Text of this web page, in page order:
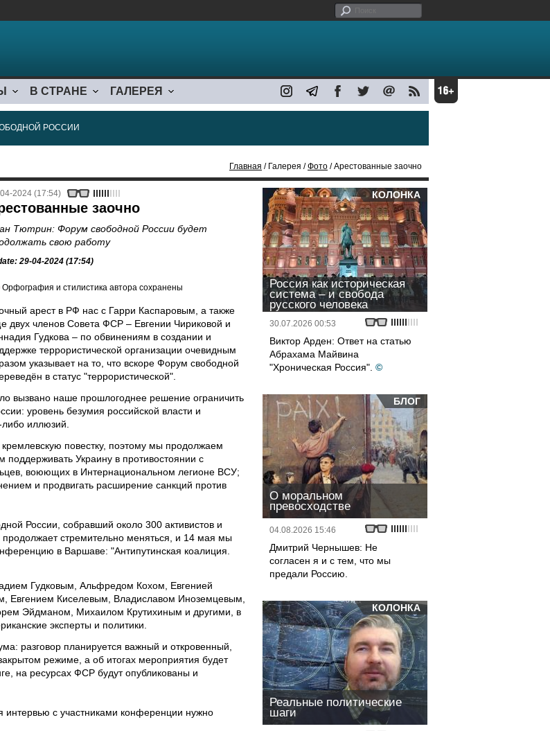
В СТРАНЕ ГАЛЕРЕЯ
РОССИИ
Главная / Галерея /Фото / Арестованные заочно
2024 (17:54)
заочно
Тютрин: Форум свободной России будет
свою работу
29-04-2024 (17:54)
Орфография и стилистика автора сохранены
арест в РФ нас с Гарри Каспаровым, а также
двух членов Совета ФСР – Евгении Чириковой и
Гудкова – по обвинениям в создании и
террористической организации очевидным
указывает на то, что вскоре Форум свободной
в статус "террористической".
вызвано наше прошлогоднее решение ограничить
уровень безумия российской власти и
иллюзий.
повестку, поэтому мы продолжаем
Украину в противостоянии с
воюющих в Интернациональном легионе ВСУ;
и продвигать расширение санкций против
России, собравший около 300 активистов и
продолжает стремительно меняться, и 14 мая мы
в Варшаве: "Антипутинская коалиция.
Гудковым, Альфредом Кохом, Евгенией
Евгением Киселевым, Владиславом Иноземцевым,
Эйдманом, Михаилом Крутихиным и другими, в
эксперты и политики.
разговор планируется важный и откровенный,
режиме, а об итогах мероприятия будет
на ресурсах ФСР будут опубликованы и
интервью с участниками конференции нужно
КОЛОНКА
Россия как историческая
система – и свобода
русского человека
30.07.2026 00:53
Виктор Арден: Ответ на статью
Абрахама Майвина
"Хроническая Россия". ©
БЛОГ
О моральном
превосходстве
04.08.2026 15:46
Дмитрий Чернышев: Не
согласен я и с тем, что мы
предали Россию.
КОЛОНКА
Реальные политические
шаги